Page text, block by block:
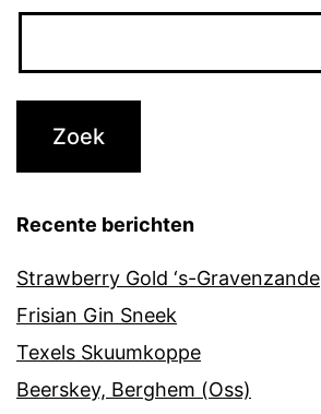
Recente berichten
Strawberry Gold ‘s-Gravenzande
Frisian Gin Sneek
Texels Skuumkoppe
Beerskey, Berghem (Oss)